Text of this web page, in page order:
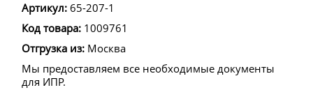
Артикул: 65-207-1
Код товара: 1009761
Отгрузка из: Москва
Мы предоставляем все необходимые документы
для ИПР.